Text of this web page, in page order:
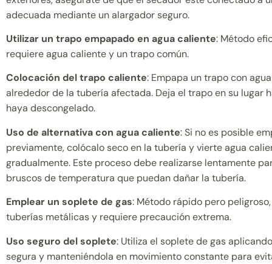
adecuada mediante un alargador seguro.
Utilizar un trapo empapado en agua caliente: Método
requiere agua caliente y un trapo común.
Colocación del trapo caliente: Empapa un trapo con
alrededor de la tubería afectada. Deja el trapo en su lugar
haya descongelado.
Uso de alternativa con agua caliente: Si no es posible
previamente, colócalo seco en la tubería y vierte agua
gradualmente. Este proceso debe realizarse lentamente
bruscos de temperatura que puedan dañar la tubería.
Emplear un soplete de gas: Método rápido pero
tuberías metálicas y requiere precaución extrema.
Uso seguro del soplete: Utiliza el soplete de gas
segura y manteniéndola en movimiento constante para